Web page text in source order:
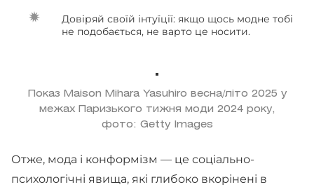
Довіряй своїй інтуїції: якщо щось модне тобі
не подобається, не варто це носити.
Показ Maison Mihara Yasuhiro весна/літо 2025 у
межах Паризького тижня моди 2024 року,
фото: Getty Images
Отже, мода і конформізм — це соціально-
психологічні явища, які глибоко вкорінені в